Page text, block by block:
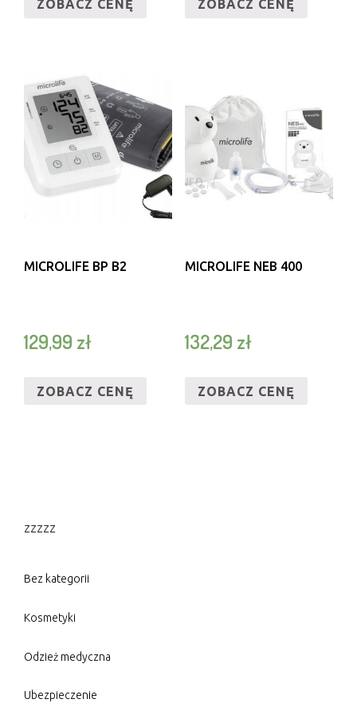
ZOBACZ CENĘ ZOBACZ CENĘ
MICROLIFE BP B2
129,99 zł
ZOBACZ CENĘ
MICROLIFE NEB 400
132,29 zł
ZOBACZ CENĘ
zzzzz
Bez kategorii
Kosmetyki
Odzież medyczna
Ubezpieczenie